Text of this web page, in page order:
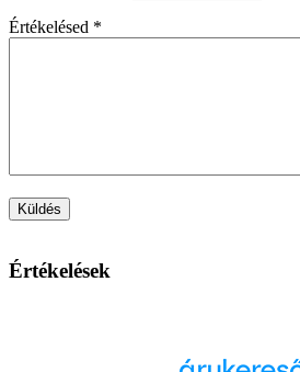
Értékelésed *
Értékelések